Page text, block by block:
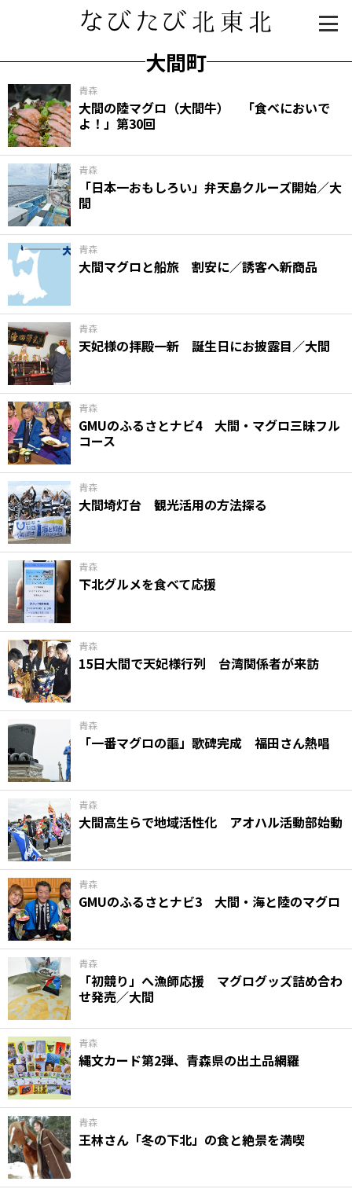
大間町
青森
大間の陸マグロ（大間牛） 「食べにおいで
よ！」第30回
青森
「日本一おもしろい」弁天島クルーズ開始／大
間
青森
大間マグロと船旅 割安に／誘客へ新商品
青森
天妃様の拝殿一新 誕生日にお披露目／大間
青森
GMUのふるさとナビ4 大間・マグロ三昧フル
コース
青森
大間埼灯台 観光活用の方法探る
青森
下北グルメを食べて応援
青森
15日大間で天妃様行列 台湾関係者が来訪
青森
「一番マグロの謳」歌碑完成 福田さん熱唱
青森
大間高生らで地域活性化 アオハル活動部始動
青森
GMUのふるさとナビ3 大間・海と陸のマグロ
青森
「初競り」へ漁師応援 マグログッズ詰め合わ
せ発売／大間
青森
縄文カード第2弾、青森県の出土品網羅
青森
王林さん「冬の下北」の食と絶景を満喫
知る一覧
世界遺産
文化・歴史
パワースポット
ミステリー
観る一覧
桜
花
紅葉
楽しむ一覧
まつり・イベント
聖地
おみやげ・特産
道の駅・産直
鉄道
アウトドア・レジャー
味わう一覧
麺類
ご当地グルメ
酒
スイーツ
癒す一覧
温泉
自然
宿泊
青森県
岩手県
秋田県